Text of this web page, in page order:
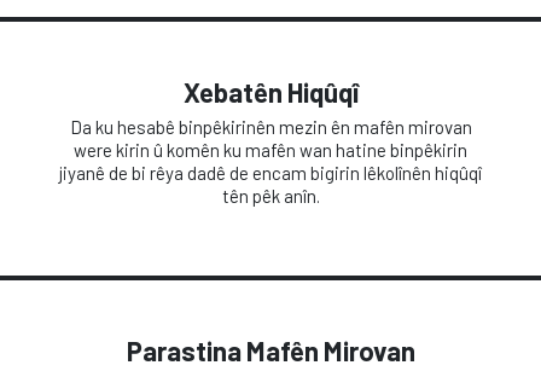
Xebatên Hiqûqî
Da ku hesabê binpêkirinên mezin ên mafên mirovan
were kirin û komên ku mafên wan hatine binpêkirin
jiyanê de bi rêya dadê de encam bigirin lêkolînên hiqûqî
tên pêk anîn.
Parastina Mafên Mirovan